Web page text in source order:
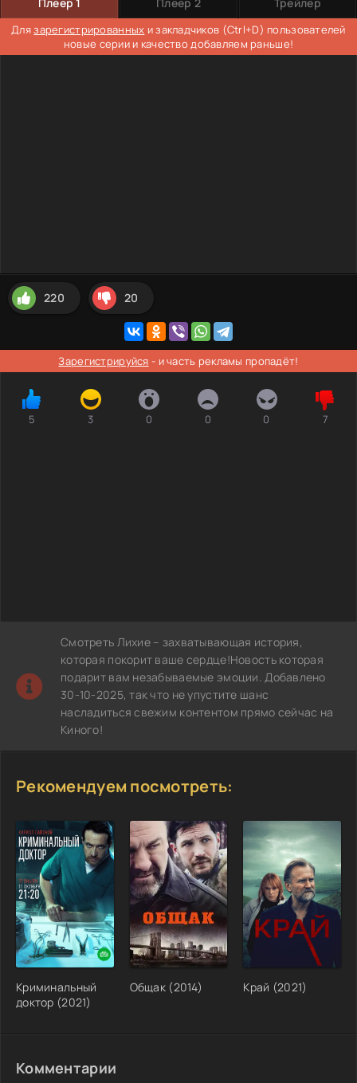
Длязарегистрированных и закладчиков (Ctrl+D) пользователей
новые серии и качество добавляем раньше!
220 20
Зарегистрируйся - и часть рекламы пропадёт!
5 3 0 0 0 7
Смотреть Лихие – захватывающая история,
которая покорит ваше сердце!Новость которая
подарит вам незабываемые эмоции. Добавлено
30-10-2025, так что не упустите шанс
насладиться свежим контентом прямо сейчас на
Киного!
Рекомендуем посмотреть:
Криминальный
доктор (2021)
Общак (2014) Край (2021)
Комментарии